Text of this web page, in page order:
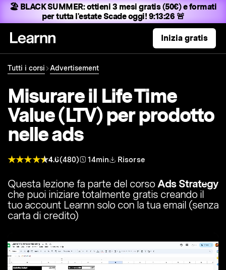
🏖️ BLACK SUMMER:ottieni 3 mesi gratis (50€) e formati
per tutta l'estateScade oggi! 9:13:25 🚨
Inizia gratis
Tutti i corsi Advertisement
Misurare il Life Time
Value (LTV) per prodotto
nelle ads
4.6(480) 14min Risorse
Questa lezione fa parte del corsoAds Strategy
che puoi iniziare totalmente gratis creando il
tuo account Learnn solo con la tua email (senza
carta di credito)